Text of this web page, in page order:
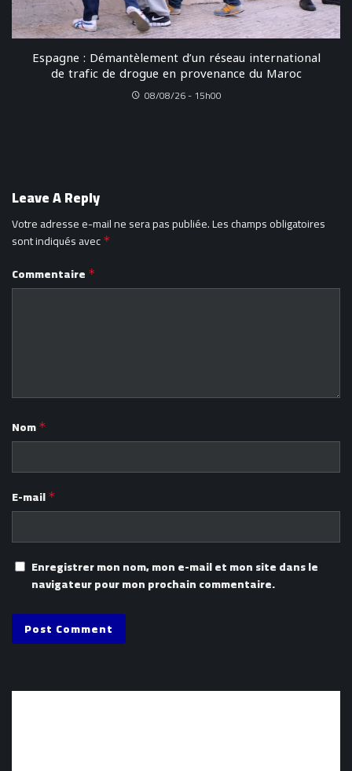
Espagne : Démantèlement d’un réseau international
de trafic de drogue en provenance du Maroc
08/08/26 - 15h00
Leave A Reply
Votre adresse e-mail ne sera pas publiée.Les champs obligatoires
sont indiqués avec *
Commentaire *
Nom *
E-mail *
Enregistrer mon nom, mon e-mail et mon site dans le
navigateur pour mon prochain commentaire.